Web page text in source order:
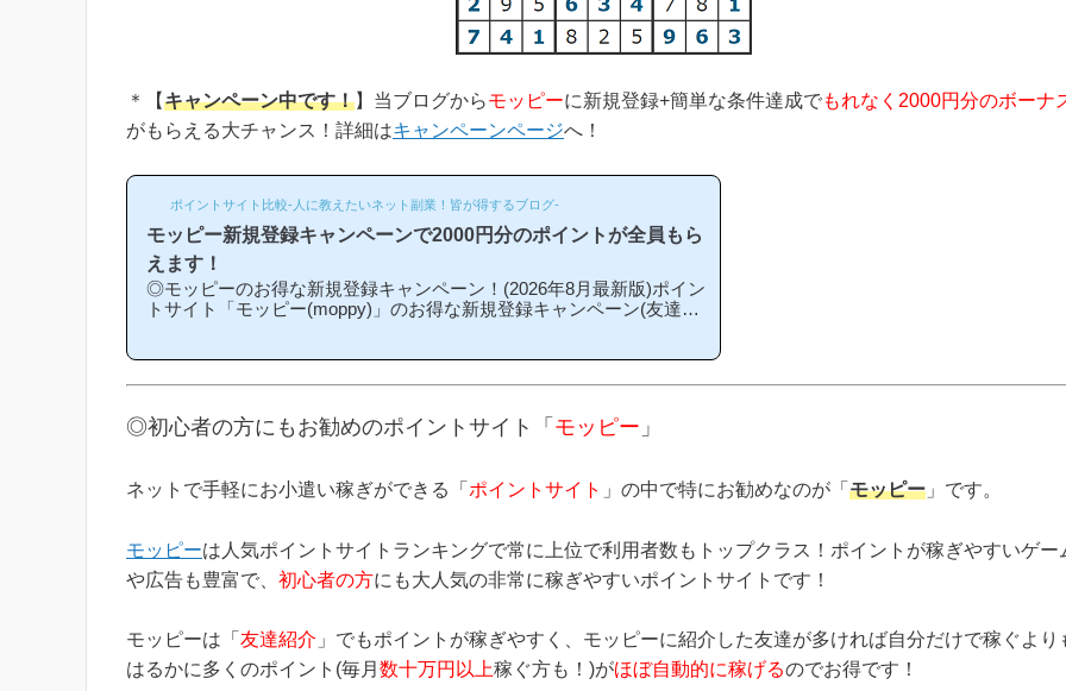
＊【キャンペーン中です！】当ブログからモッピーに新規登録+簡単な条件達成でもれなく2000円分のボーナ
がもらえる大チャンス！詳細はキャンペーンページへ！
ポイントサイト比較-人に教えたいネット副業！皆が得するブログ-
モッピー新規登録キャンペーンで2000円分のポイントが全員もら
えます！
◎モッピーのお得な新規登録キャンペーン！(2026年8月最新版)ポイン
トサイト「モッピー(moppy)」のお得な新規登録キャンペーン(友達紹
ンの内容は「モッピーに新規登録(無料)して簡単な条件を満たすと、
なものです。(*ちなみに「2000円分のボーナス」というのは過去の
◎初心者の方にもお勧めのポイントサイト「 モッピー 」
ネットで手軽にお小遣い稼ぎができる「 ポイントサイト 」の中で特にお勧めなのが「 モッピー 」です。
モッピーは人気ポイントサイトランキングで常に上位で利用者数もトップクラス！ポイントが稼ぎやすいゲー
や広告も豊富で、 初心者の方にも大人気の非常に稼ぎやすいポイントサイトです！
モッピーは「 友達紹介 」でもポイントが稼ぎやすく、モッピーに紹介した友達が多ければ自分だけで稼ぐより
はるかに多くのポイント(毎月 数十万円以上稼ぐ方も！)がほぼ自動的に稼げるのでお得です！